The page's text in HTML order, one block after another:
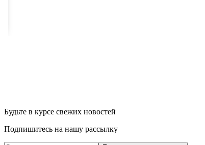
Будьте в курсе свежих новостей
Подпишитесь на нашу рассылку